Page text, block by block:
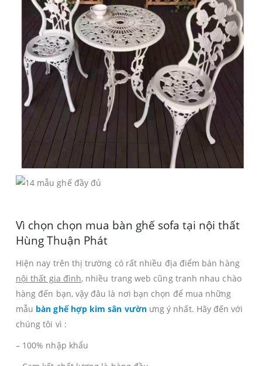
Vì chọn chọn mua bàn ghế sofa tại nội thất
Hùng Thuận Phát
Hiện nay trên thị trường có rất nhiều địa điểm bán hàng
nội thất gia đình, nhiều trang web cũng tranh nhau chào
hàng đến bạn, vậy đâu là nơi bạn chọn để mua những
mẫu bàn ghế hợp kim sân vườnưng ý nhất. Hãy đến với
chúng tôi vì :
– 100% nhập khẩu